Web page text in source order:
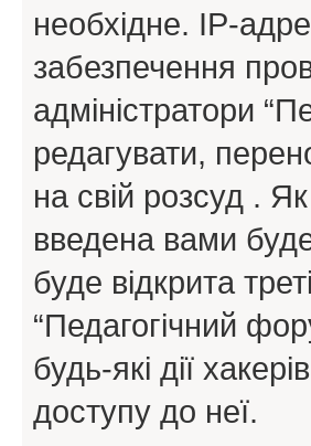
необхідне. IP-
забезпечення
адміністратори
редагувати,
на свій розсуд .
введена вами
буде відкрита
“Педагогічний
будь-які дії
доступу до неї.